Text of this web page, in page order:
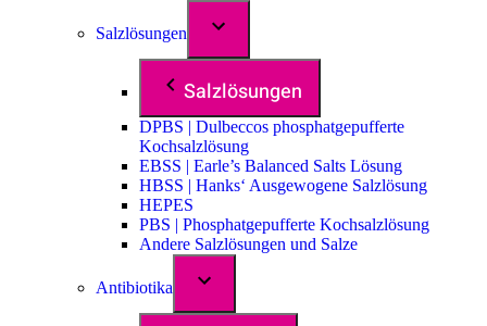
Salzlösungen
Salzlösungen
DPBS | Dulbeccos phosphatgepufferte
Kochsalzlösung
EBSS | Earle’s Balanced Salts Lösung
HBSS | Hanks‘ Ausgewogene Salzlösung
HEPES
PBS | Phosphatgepufferte Kochsalzlösung
Andere Salzlösungen und Salze
Antibiotika